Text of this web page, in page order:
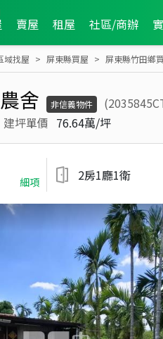
賣屋 租屋 社區/商辦
域找屋 屏東縣買屋 屏東縣竹田鄉
舍 非信義物件
建坪單價 76.64萬/坪
細項 2房1廳1衛